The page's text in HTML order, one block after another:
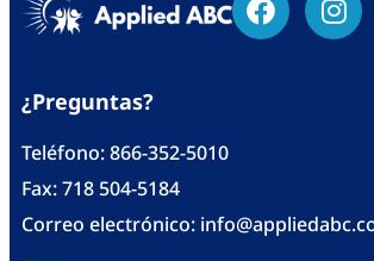
¿Preguntas?
Teléfono:866-352-5010
Fax: 718 504-5184
Correo electrónico: